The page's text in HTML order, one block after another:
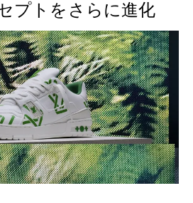
プトをさらに進化